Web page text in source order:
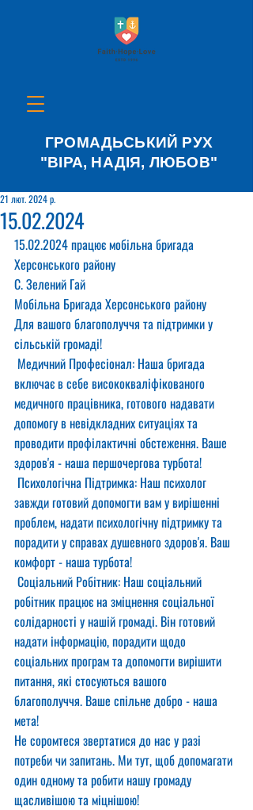
ГРОМАДЬСЬКИЙ РУХ
"ВІРА, НАДІЯ, ЛЮБОВ"
15.02.2024
21 лют. 2024 р.
15.02.2024 працює мобільна бригада
Херсонського району
С. Зелений Гай
Мобільна Бригада Херсонського району
Для вашого благополуччя та підтримки у
сільській громаді!
Медичний Професіонал: Наша бригада
включає в себе висококваліфікованого
медичного працівника, готового надавати
допомогу в невідкладних ситуаціях та
проводити профілактичні обстеження. Ваше
здоров'я - наша першочергова турбота!
Психологічна Підтримка: Наш психолог
завжди готовий допомогти вам у вирішенні
проблем, надати психологічну підтримку та
порадити у справах душевного здоров'я. Ваш
комфорт - наша турбота!
Соціальний Робітник: Наш соціальний
робітник працює на зміцнення соціальної
солідарності у нашій громаді. Він готовий
надати інформацію, порадити щодо
соціальних програм та допомогти вирішити
питання, які стосуються вашого
благополуччя. Ваше спільне добро - наша
мета!
Не соромтеся звертатися до нас у разі
потреби чи запитань. Ми тут, щоб допомагати
один одному та робити нашу громаду
щасливішою та міцнішою!